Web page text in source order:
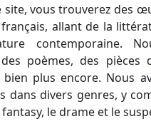
site, vous trouverez des
allant de la
contemporaine.
poèmes, des pièces
bien plus encore. Nous
dans divers genres, y
le drame et le